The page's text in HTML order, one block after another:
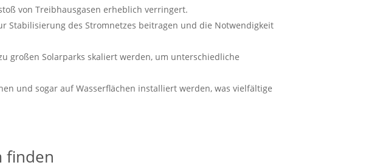
von Treibhausgasen erheblich verringert.
Stabilisierung des Stromnetzes beitragen und die Notwendigkeit
großen Solarparks skaliert werden, um unterschiedliche
und sogar auf Wasserflächen installiert werden, was vielfältige
finden